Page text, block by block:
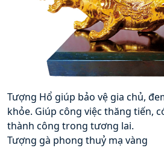
Tượng Hổ giúp bảo vệ gia chủ,
khỏe. Giúp công việc thăng tiến,
thành công trong tương lai.
Tượng gà phong thuỷ mạ vàng